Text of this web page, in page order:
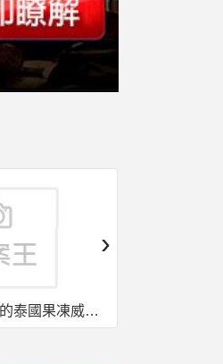
全新上市10秒開袋的泰國果凍威而鋼強勢來襲
›